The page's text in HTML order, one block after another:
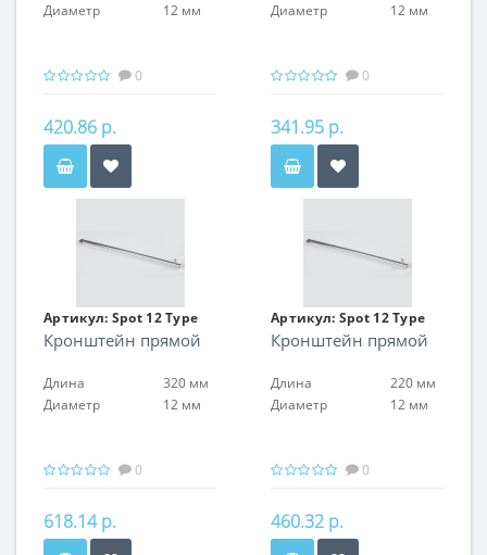
Диаметр
12 мм
0
420.86 р.
Диаметр
12 мм
0
341.95 р.
Артикул: Spot 12 Type
15
Кронштейн прямой
Длина
320 мм
Диаметр
12 мм
0
618.14 р.
Артикул: Spot 12 Type
15
Кронштейн прямой
Длина
220 мм
Диаметр
12 мм
0
460.32 р.